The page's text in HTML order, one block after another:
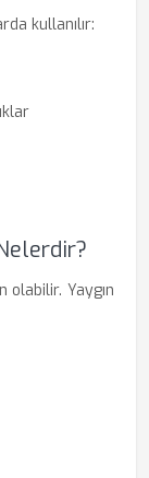
kullanılır:
olabilir. Yaygın